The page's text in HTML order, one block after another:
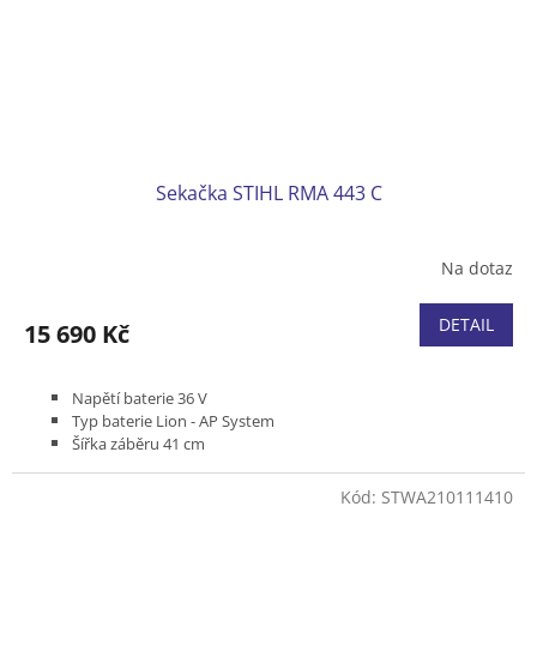
Sekačka STIHL RMA 443 C
Na dotaz
15 690 Kč DETAIL
Napětí baterie 36 V
Typ baterie Lion - AP System
Šířka záběru 41 cm
Kód: STWA210111410